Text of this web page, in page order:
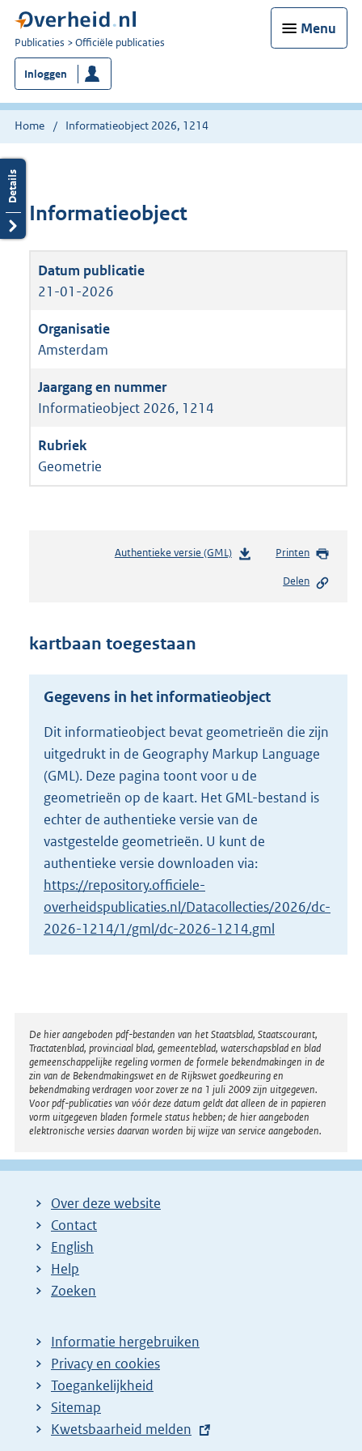
Menu
U
bent
nu
hier:
Publicaties Officiële publicaties
Inloggen
Home Informatieobject 2026, 1214
Informatieobject
21-01-2026
Amsterdam
Informatieobject 2026, 1214
Geometrie
Authentieke versie (GML)b
s
r
o
t
t
e
2
K
b
Printen
Delen
kartbaan toegestaan
Gegevens in het informatieobject
Dit informatieobject bevat geometrieën die zijn
uitgedrukt in de Geography Markup Language
(GML). Deze pagina toont voor u de
geometrieën op de kaart. Het GML-bestand is
echter de authentieke versie van de
vastgestelde geometrieën. U kunt de
authentieke versie downloaden via:
https://repository.officiele-
overheidspublicaties.nl/Datacollecties/2026/dc-
2026-1214/1/gml/dc-2026-1214.gml
Disclaimer
De hier aangeboden pdf-bestanden van het Staatsblad, Staatscourant,
Tractatenblad, provinciaal blad, gemeenteblad, waterschapsblad en blad
gemeenschappelijke regeling vormen de formele bekendmakingen in de
zin van de Bekendmakingswet en de Rijkswet goedkeuring en
bekendmaking verdragen voor zover ze na 1 juli 2009 zijn uitgegeven.
Voor pdf-publicaties van vóór deze datum geldt dat alleen de in papieren
vorm uitgegeven bladen formele status hebben; de hier aangeboden
elektronische versies daarvan worden bij wijze van service aangeboden.
Over deze website
Contact
English
Help
Zoeken
Informatie hergebruiken
Privacy en cookies
Toegankelijkheid
Sitemap
E
Kwetsbaarheid melden